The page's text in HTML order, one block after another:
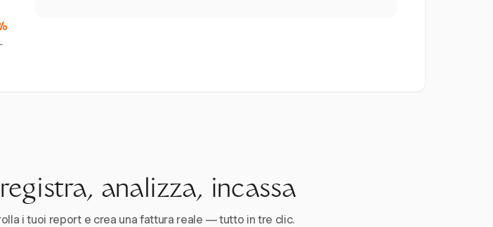
analizza, incassa
i tuoi report e crea una fattura reale — tutto in tre clic.